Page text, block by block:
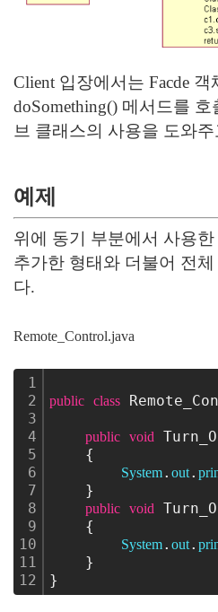
Client 입장에서는 Facde
doSomething() 메서드를
브 클래스의 사용을 도와
예제
위에 동기 부분에서 사용한
추가한 형태와 더불어 전
다.
Remote_Control.java
1
2
3
4
5
6
7
8
9
10
11
12
public class
public void
{
System. out.
}
public void
{
System. out.
}
}